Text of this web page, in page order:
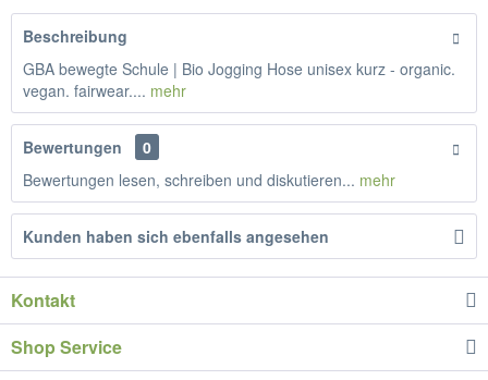
Beschreibung
GBA bewegte Schule | Bio Jogging Hose unisex kurz - organic.
vegan. fairwear.... mehr
Bewertungen
0
Bewertungen lesen, schreiben und diskutieren... mehr
Kunden haben sich ebenfalls angesehen
Kontakt
Shop Service